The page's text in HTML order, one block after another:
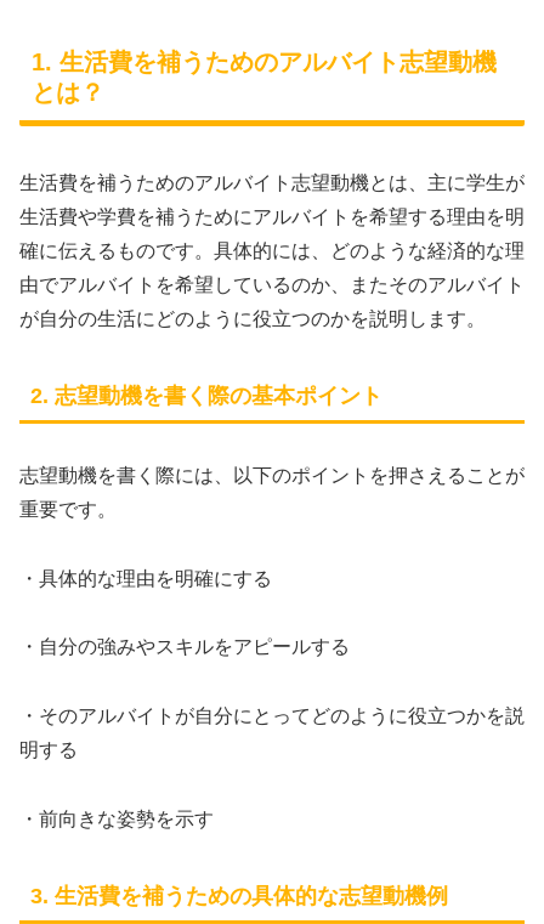
1. 生活費を補うためのアルバイト志望動機
とは？
生活費を補うためのアルバイト志望動機とは、主に学生が
生活費や学費を補うためにアルバイトを希望する理由を明
確に伝えるものです。具体的には、どのような経済的な理
由でアルバイトを希望しているのか、またそのアルバイト
が自分の生活にどのように役立つのかを説明します。
2. 志望動機を書く際の基本ポイント
志望動機を書く際には、以下のポイントを押さえることが
重要です。
・具体的な理由を明確にする
・自分の強みやスキルをアピールする
・そのアルバイトが自分にとってどのように役立つかを説
明する
・前向きな姿勢を示す
3. 生活費を補うための具体的な志望動機例